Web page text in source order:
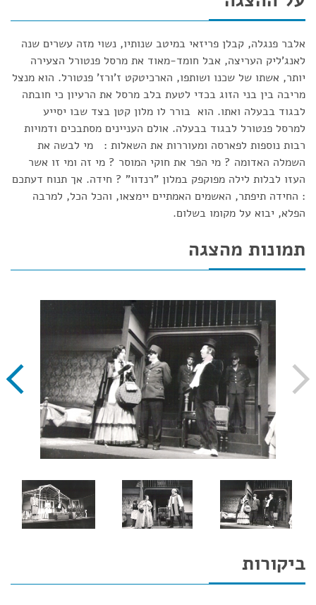
אלבר פנגלה, קבלן פריזאי במיטב שנותיו, נשוי מזה עשרים שנה
לאנג'ליק העריצה, אבל חומד-מאוד את מרסל פנטורל הצעירה
יותר, אשתו של שכנו ושותפו, הארכיטקט ז'ורז' פנטורל. הוא מנצל
מריבה בין בני הזוג בכדי לטעת בלב מרסל את הרעיון כי חובתה
לבגוד בבעלה ואתו. הוא בורר לו מלון קטן בצד שבו יסייע
למרסל פנטורל לבגוד בבעלה. אולם העניינים מסתבכים ודמויות
רבות נוספות לפארסה ומעוררות את השאלות : מי לבשה את
השמלה האדומה ? מי הפר את חוקי המוסר ? מי זה ומי זו אשר
העזו לבלות לילה מפוקפק במלון "רנדוו" ? חידה. אך תנוח דעתכם
: החידה תיפתר, האשמים האמתיים יימצאו, והכל הכל, למרבה
הפלא, יבוא על מקומו בשלום.
תמונות מהצגה
ביקורות